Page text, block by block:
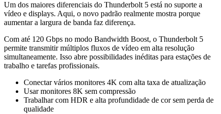
Um dos maiores diferenciais do Thunderbolt 5 está no suporte a
vídeo e displays. Aqui, o novo padrão realmente mostra porque
aumentar a largura de banda faz diferença.
Com até 120 Gbps no modo Bandwidth Boost, o Thunderbolt 5
permite transmitir múltiplos fluxos de vídeo em alta resolução
simultaneamente. Isso abre possibilidades inéditas para estações de
trabalho e tarefas profissionais.
Conectar vários monitores 4K com alta taxa de atualização
Usar monitores 8K sem compressão
Trabalhar com HDR e alta profundidade de cor sem perda de
qualidade